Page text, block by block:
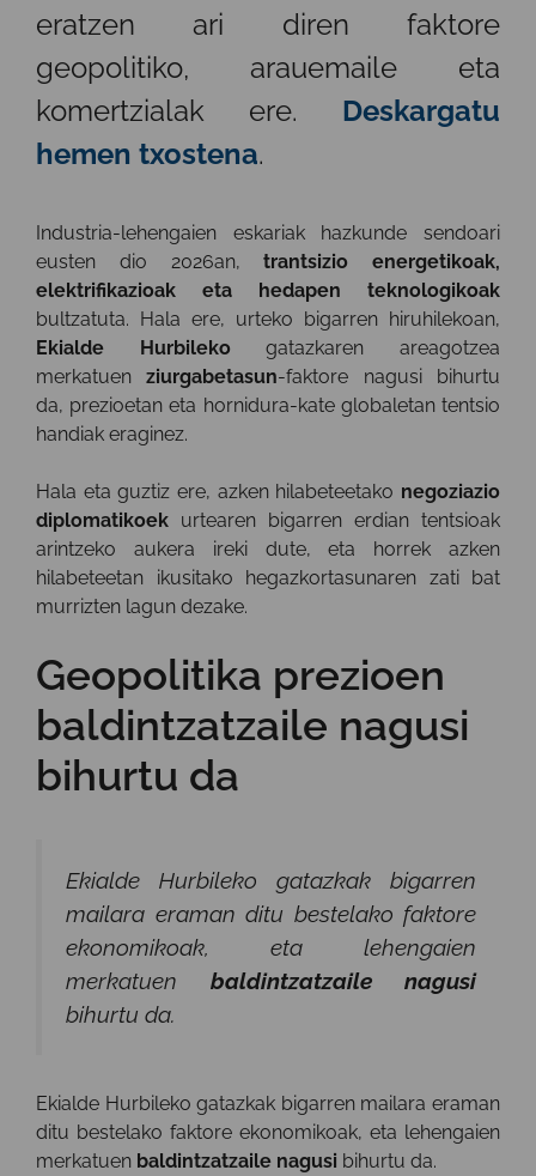
eratzen ari diren faktore
geopolitiko, arauemaile eta
komertzialak ere. Deskargatu
hemen txostena.
Industria-lehengaien eskariak hazkunde sendoari
eusten dio 2026an,trantsizio energetikoak,
elektrifikazioak eta hedapen teknologikoak
bultzatuta. Hala ere, urteko bigarren hiruhilekoan,
Ekialde Hurbilekogatazkaren areagotzea
merkatuenziurgabetasun-faktore nagusi bihurtu
da, prezioetan eta hornidura-kate globaletan tentsio
handiak eraginez.
Hala eta guztiz ere, azken hilabeteetako negoziazio
diplomatikoek urtearen bigarren erdian tentsioak
arintzeko aukera ireki dute, eta horrek azken
hilabeteetan ikusitako hegazkortasunaren zati bat
murrizten lagun dezake.
Geopolitika prezioen
baldintzatzaile nagusi
bihurtu da
Ekialde Hurbileko gatazkak bigarren
mailara eraman ditu bestelako faktore
ekonomikoak, eta lehengaien
merkatuen baldintzatzaile nagusi
bihurtu da.
Ekialde Hurbileko gatazkak bigarren mailara eraman
ditu bestelako faktore ekonomikoak, eta lehengaien
merkatuen baldintzatzaile nagusi bihurtu da.